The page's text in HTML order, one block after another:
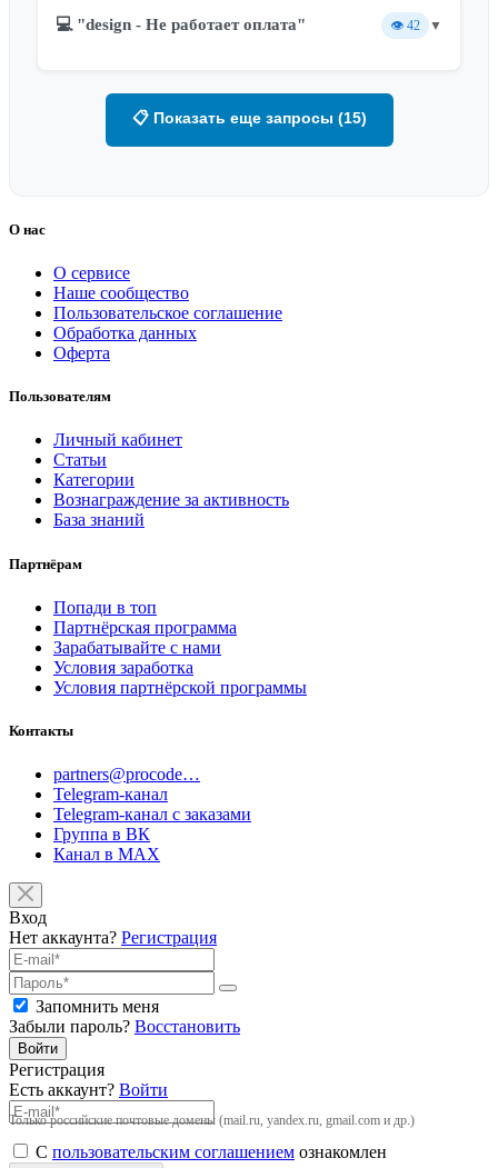
💻 "design - Не работает оплата" 👁️ 42 ▼
📋 Показать еще запросы (15)
О нас
О сервисе
Наше сообщество
Пользовательское соглашение
Обработка данных
Оферта
Пользователям
Личный кабинет
Статьи
Категории
Вознаграждение за активность
База знаний
Партнёрам
Попади в топ
Партнёрская программа
Зарабатывайте с нами
Условия заработка
Условия партнёрской программы
Контакты
partners@procode…
Telegram-канал
Telegram-канал с заказами
Группа в ВК
Канал в MAX
Вход
Нет аккаунта? Регистрация
Запомнить меня
Забыли пароль? Восстановить
Войти
Регистрация
Есть аккаунт? Войти
Только российские почтовые домены (mail.ru, yandex.ru, gmail.com и др.)
С пользовательским соглашением ознакомлен